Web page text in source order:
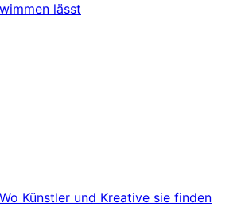
lässt
Künstler und Kreative sie finden